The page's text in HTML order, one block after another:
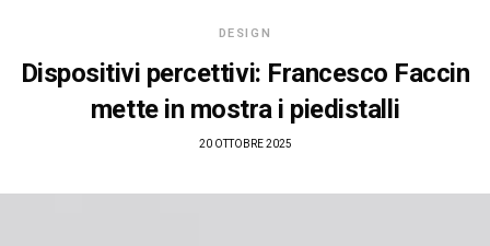
DESIGN
Dispositivi percettivi: Francesco Faccin
mette in mostra i piedistalli
20 OTTOBRE 2025